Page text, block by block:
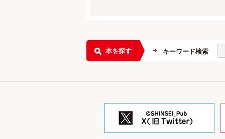
本を探す キーワード検索